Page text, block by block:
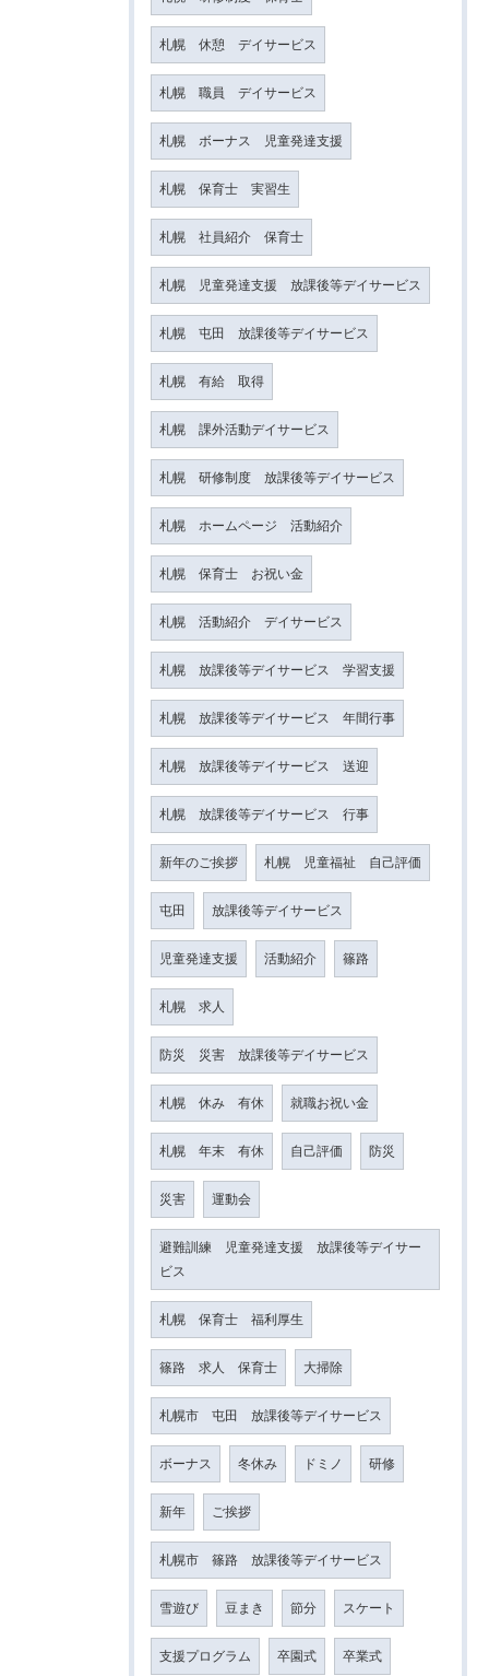
札幌 休憩 デイサービス
札幌 職員 デイサービス
札幌 ボーナス 児童発達支援
札幌 保育士 実習生
札幌 社員紹介 保育士
札幌 児童発達支援 放課後等デイサービス
札幌 屯田 放課後等デイサービス
札幌 有給 取得
札幌 課外活動デイサービス
札幌 研修制度 放課後等デイサービス
札幌 ホームページ 活動紹介
札幌 保育士 お祝い金
札幌 活動紹介 デイサービス
札幌 放課後等デイサービス 学習支援
札幌 放課後等デイサービス 年間行事
札幌 放課後等デイサービス 送迎
札幌 放課後等デイサービス 行事
新年のご挨拶 札幌 児童福祉 自己評価
屯田 放課後等デイサービス
児童発達支援 活動紹介 篠路
札幌 求人
防災 災害 放課後等デイサービス
札幌 休み 有休 就職お祝い金
札幌 年末 有休 自己評価 防災
災害 運動会
避難訓練 児童発達支援 放課後等デイサー
ビス
札幌 保育士 福利厚生
篠路 求人 保育士 大掃除
札幌市 屯田 放課後等デイサービス
ボーナス 冬休み ドミノ 研修
新年 ご挨拶
札幌市 篠路 放課後等デイサービス
雪遊び 豆まき 節分 スケート
支援プログラム 卒園式 卒業式